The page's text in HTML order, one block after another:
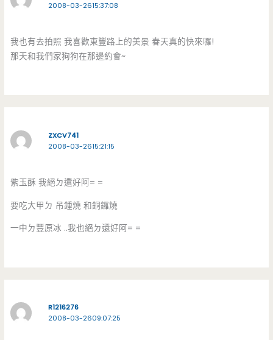
2008-03-2615:37:08
我也有去拍照 我喜歡東豐路上的美景 春天真的快來囉!
那天和我們家狗狗在那邊約會~
ZXCV741
2008-03-2615:21:15
紫玉酥 我絕ㄉ還好阿= =
要吃大甲ㄉ 吊鍾燒 和銅鑼燒
一中ㄉ豐原冰 ..我也絕ㄉ還好阿= =
R1216276
2008-03-2609:07:25